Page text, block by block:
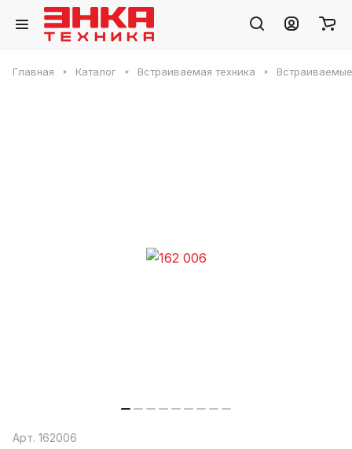
Главная Каталог Встраиваемая техника
Арт. 162006